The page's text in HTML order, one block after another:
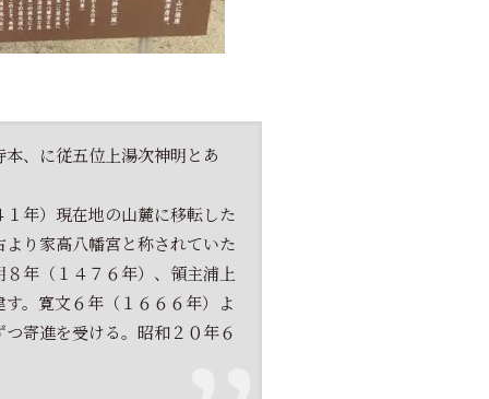
、に従五位上湯次神明とあ
年）現在地の山麓に移転した
り家高八幡宮と称されていた
年（１４７６年）、領主浦上
。寛文６年（１６６６年）よ
寄進を受ける。昭和２０年６